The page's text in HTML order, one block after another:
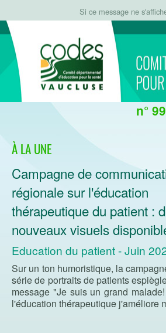
Si ce message ne
n°
À LA UNE
Campagne de
régionale sur l'éducation
thérapeutique du patient :
nouveaux visuels
Education du patient - Juin
Sur un ton humoristique, la
série de portraits de patients
message "Je suis un grand
l'éducation thérapeutique j'améliore